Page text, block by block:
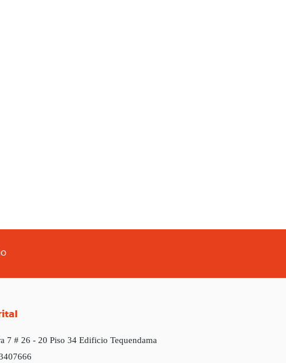
7 # 26 - 20 Piso 34 Edificio Tequendama